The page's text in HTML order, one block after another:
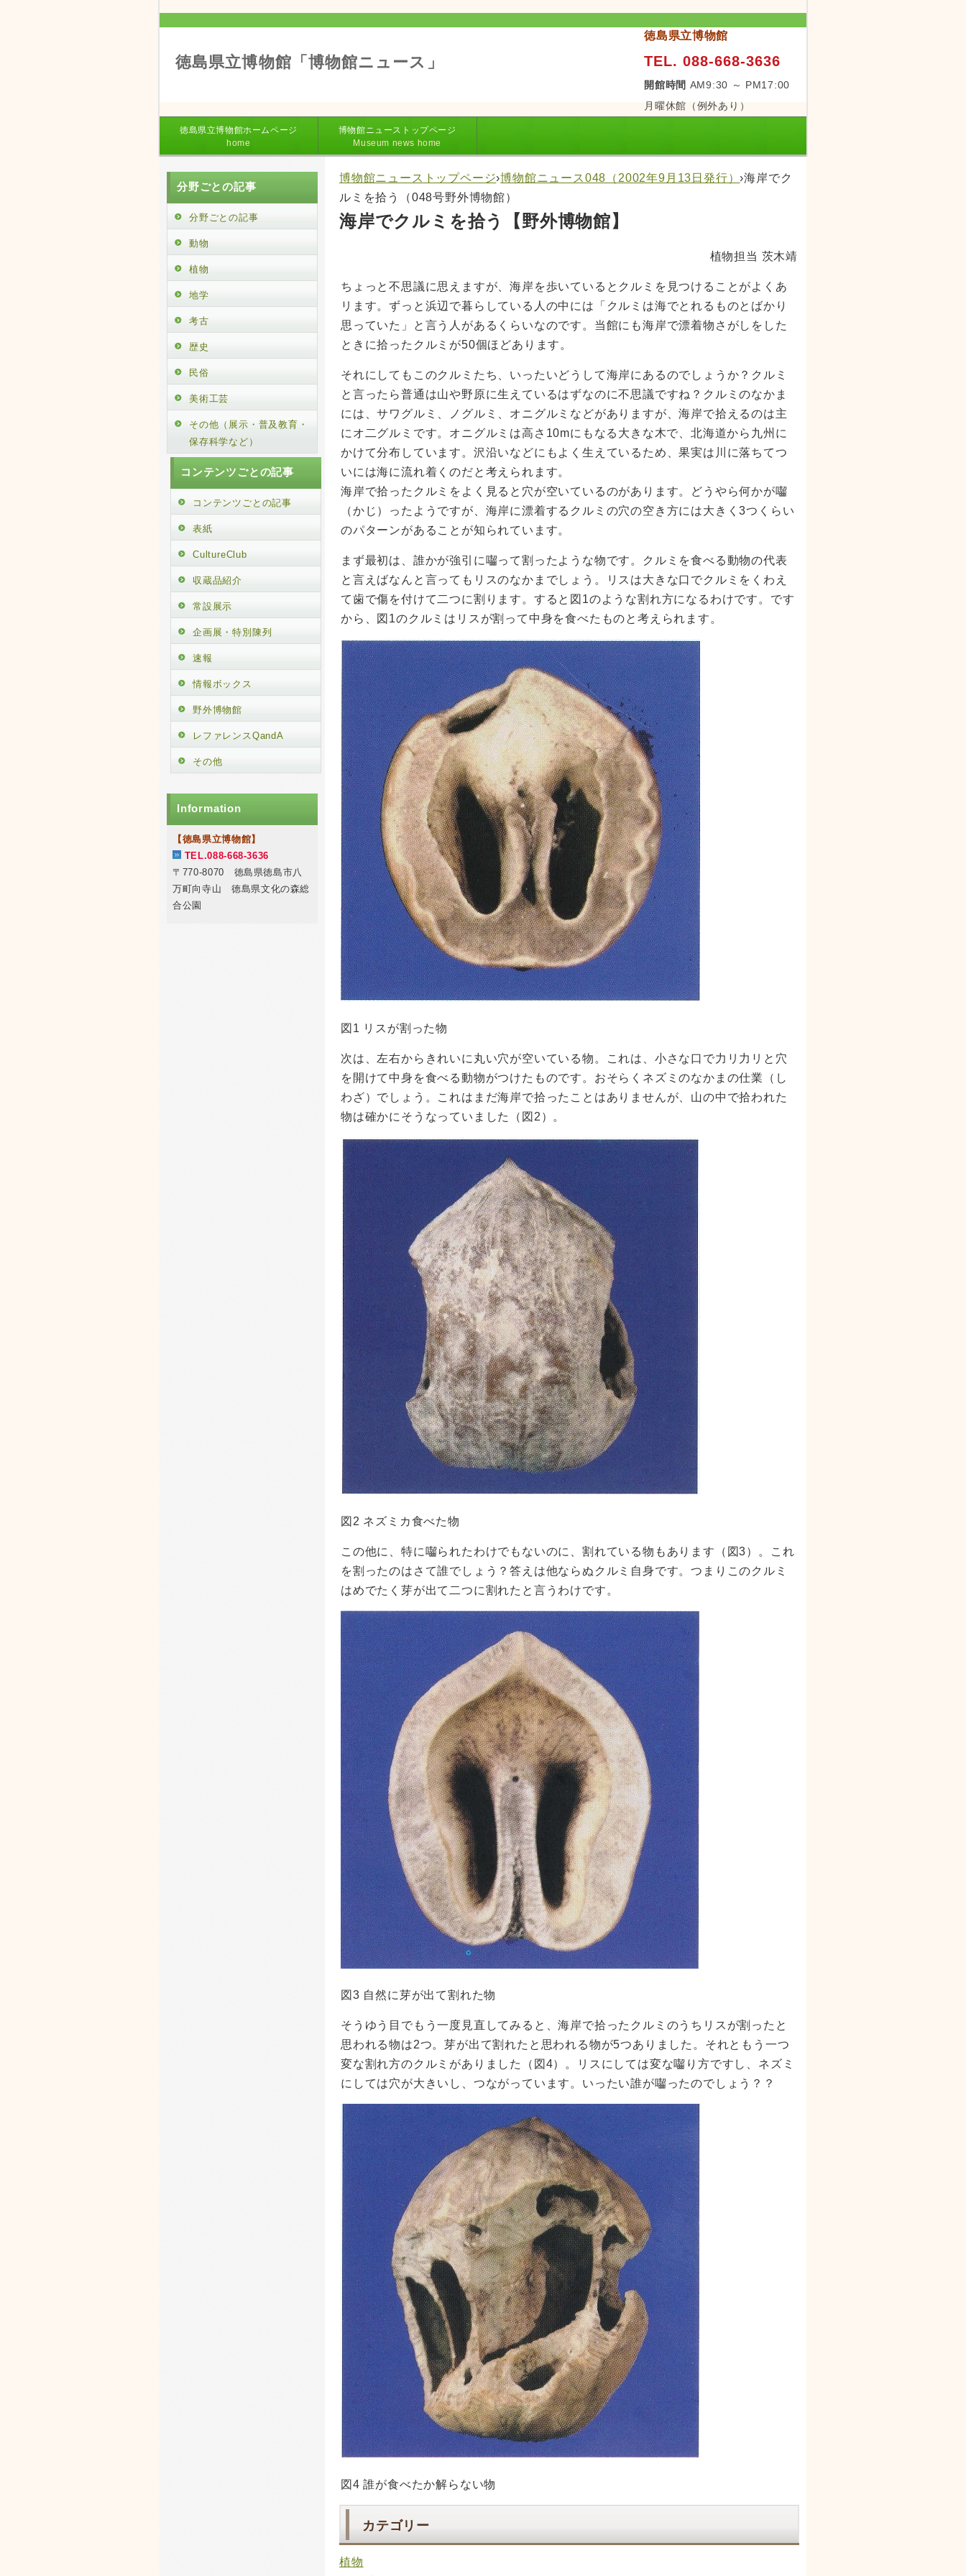
徳島県立博物館「博物館ニュース」
徳島県立博物館
TEL. 088-668-3636
開館時間 AM9:30 ～ PM17:00
月曜休館（例外あり）
徳島県立博物館ホームページ
home
博物館ニューストップページ
Museum news home
博物館ニューストップページ›博物館ニュース048（2002年9月13日発行）›海岸でク
ルミを拾う（048号野外博物館）
海岸でクルミを拾う【野外博物館】
植物担当 茨木靖
ちょっと不思議に思えますが、海岸を歩いているとクルミを見つけることがよくあ
リます。ずっと浜辺で暮らしている人の中には「クルミは海でとれるものとばかり
思っていた」と言う人があるくらいなのです。当館にも海岸で漂着物さがしをした
ときに拾ったクルミが50個ほどあります。
それにしてもこのクルミたち、いったいどうして海岸にあるのでしょうか？クルミ
と言ったら普通は山や野原に生えているはずなのに不思議ですね？クルミのなかま
には、サワグルミ、ノグルミ、オニグルミなどがありますが、海岸で拾えるのは主
にオ二グルミです。オニグルミは高さ10mにもなる大きな木で、北海道から九州に
かけて分布しています。沢沿いなどにもよく生えているため、果実は川に落ちてつ
いには海に流れ着くのだと考えられます。
海岸で拾ったクルミをよく見ると穴が空いているのがあります。どうやら何かが囓
（かじ）ったようですが、海岸に漂着するクルミの穴の空き方には大きく3つくらい
のパターンがあることが知られています。
まず最初は、誰かが強引に囓って割ったような物です。クルミを食べる動物の代表
と言えばなんと言ってもリスのなかまでしょう。リスは大きな口でクルミをくわえ
て歯で傷を付けて二つに割ります。すると図1のような割れ方になるわけです。です
から、図1のクルミはリスが割って中身を食べたものと考えられます。
図1 リスが割った物
次は、左右からきれいに丸い穴が空いている物。これは、小さな口で力リ力リと穴
を開けて中身を食べる動物がつけたものです。おそらくネズミのなかまの仕業（し
わざ）でしょう。これはまだ海岸で拾ったことはありませんが、山の中で拾われた
物は確かにそうなっていました（図2）。
図2 ネズミカ食べた物
この他に、特に囓られたわけでもないのに、割れている物もあります（図3）。これ
を割ったのはさて誰でしょう？答えは他ならぬクルミ自身です。つまりこのクルミ
はめでたく芽が出て二つに割れたと言うわけです。
図3 自然に芽が出て割れた物
そうゆう目でもう一度見直してみると、海岸で拾ったクルミのうちリスが割ったと
思われる物は2つ。芽が出て割れたと思われる物が5つありました。それともう一つ
変な割れ方のクルミがありました（図4）。リスにしては変な囓り方ですし、ネズミ
にしては穴が大きいし、つながっています。いったい誰が囓ったのでしょう？？
図4 誰が食べたか解らない物
カテゴリー
植物
分野ごとの記事
分野ごとの記事
動物
植物
地学
考古
歴史
民俗
美術工芸
その他（展示・普及教育・
保存科学など）
コンテンツごとの記事
コンテンツごとの記事
表紙
CultureClub
収蔵品紹介
常設展示
企画展・特別陳列
速報
情報ボックス
野外博物館
レファレンスQandA
その他
Information
【徳島県立博物館】
TEL.088-668-3636
〒770-8070 徳島県徳島市八
万町向寺山 徳島県文化の森総
合公園